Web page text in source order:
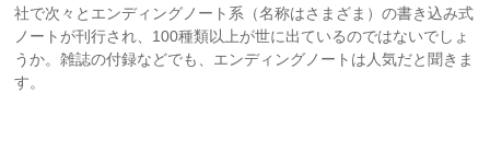
社で次々とエンディングノート系（名称はさまざま）の書き込み式
ノートが刊行され、100種類以上が世に出ているのではないでしょ
うか。雑誌の付録などでも、エンディングノートは人気だと聞きま
す。